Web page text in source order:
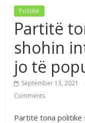
Politikë
Partitë
shohin
jo të
September 13, 2021
Comments
Partitë tona politike